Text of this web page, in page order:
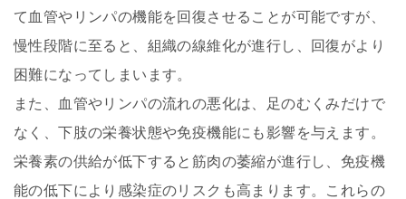
て血管やリンパの機能を回復させることが可能ですが、
慢性段階に至ると、組織の線維化が進行し、回復がより
困難になってしまいます。
また、血管やリンパの流れの悪化は、足のむくみだけで
なく、下肢の栄養状態や免疫機能にも影響を与えます。
栄養素の供給が低下すると筋肉の萎縮が進行し、免疫機
能の低下により感染症のリスクも高まります。これらの